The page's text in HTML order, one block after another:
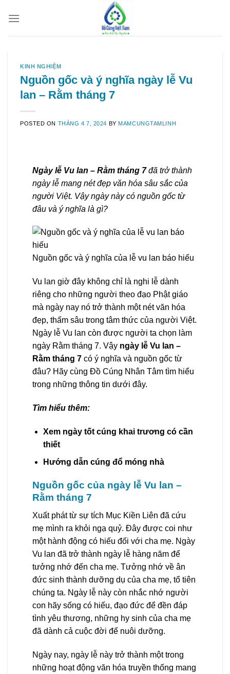
KINH NGHIỆM
Nguồn gốc và ý nghĩa ngày lễ Vu
lan – Rằm tháng 7
POSTED ON THÁNG 4 7, 2024 BYMAMCUNGTAMLINH
Ngày lễ Vu lan – Rằm tháng 7đã trở thành
ngày lễ mang nét đẹp văn hóa sâu sắc của
người Việt. Vậy ngày này có nguồn gốc từ
đâu và ý nghĩa là gì?
Nguồn gốc và ý nghĩa của lễ vu lan báo hiếu
Vu lan giờ đây không chỉ là nghi lễ dành
riêng cho những người theo đạo Phật giáo
mà ngày nay nó trở thành một nét văn hóa
đẹp, thấm sâu trong tâm thức của người Việt.
Ngày lễ Vu lan còn được người ta chọn làm
ngày Rằm tháng 7. Vậy ngày lễ Vu lan –
Rằm tháng 7 có ý nghĩa và nguồn gốc từ
đâu? Hãy cùng Đồ Cúng Nhân Tâm tìm hiểu
trong những thông tin dưới đây.
Tìm hiểu thêm:
Xem ngày tốt cúng khai trương có cần
thiết
Hướng dẫn cúng đổ móng nhà
Nguồn gốc của ngày lễ Vu lan –
Rằm tháng 7
Xuất phát từ sự tích Mục Kiền Liên đã cứu
mẹ mình ra khỏi ngạ quỷ. Đây được coi như
một hành động có hiếu đối với cha mẹ. Ngày
Vu lan đã trở thành ngày lễ hàng năm để
tưởng nhớ đến cha mẹ. Tưởng nhớ về ân
đức sinh thành dưỡng dụ của cha mẹ, tổ tiên
chúng ta. Ngày lễ này còn nhắc nhớ người
con hãy sống có hiếu, đạo đức để đền đáp
tình yêu thương, những hy sinh của cha mẹ
đã dành cả cuộc đời để nuôi dưỡng.
Ngày nay, ngày lễ này trở thành một trong
những hoạt động văn hóa truyền thống mang